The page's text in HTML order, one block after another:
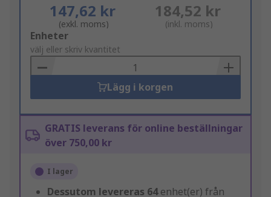
147,62 kr
(exkl. moms)
184,52 kr
(inkl. moms)
Add
to
Basket
Enheter
välj eller skriv kvantitet
Lägg i korgen
GRATIS leverans för online beställningar
över 750,00 kr
I lager
Dessutom levereras 64enhet(er) från